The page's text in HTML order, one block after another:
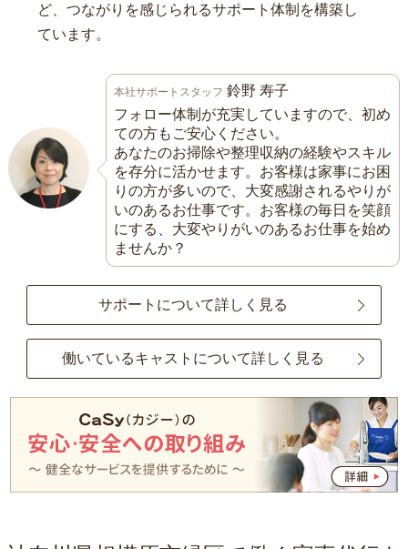
ど、つながりを感じられるサポート体制を構築し
ています。
本社サポートスタッフ 鈴野 寿子
フォロー体制が充実していますので、初め
ての方もご安心ください。
あなたのお掃除や整理収納の経験やスキル
を存分に活かせます。お客様は家事にお困
りの方が多いので、大変感謝されるやりが
いのあるお仕事です。お客様の毎日を笑顔
にする、大変やりがいのあるお仕事を始め
ませんか？
サポートについて詳しく見る
働いているキャストについて詳しく見る